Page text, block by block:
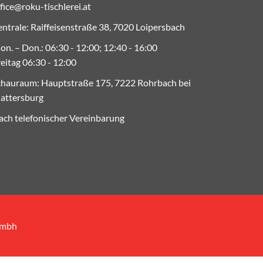
tischlerei.at
Raiffeisenstraße 38, 7020 Loipersbach
– Don.: 06:30 - 12:00; 12:40 - 16:00
06:30 - 12:00
Hauptstraße 175, 7222 Rohrbach bei
telefonischer Vereinbarung